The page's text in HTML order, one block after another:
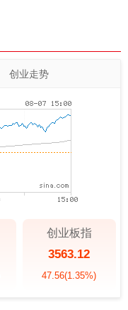
创业走势
创业板指
3563.12
47.56(1.35%)